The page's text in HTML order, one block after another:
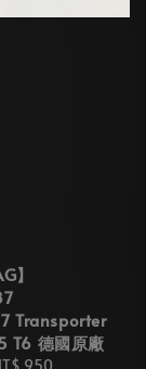
】
Transporter
T6 德國原廠